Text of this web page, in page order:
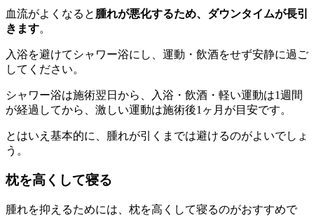
血流がよくなると 腫れが悪化するため、ダウンタイムが長引
きます。
入浴を避けてシャワー浴にし、運動・飲酒をせず安静に過ご
してください。
シャワー浴は施術翌日から、入浴・飲酒・軽い運動は1週間
が経過してから、激しい運動は施術後1ヶ月が目安です。
とはいえ基本的に、腫れが引くまでは避けるのがよいでしょ
う。
枕を高くして寝る
腫れを抑えるためには、枕を高くして寝るのがおすすめで